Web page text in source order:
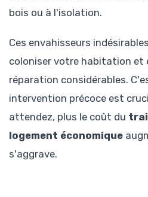
bois ou à l'isolation.
Ces envahisseurs
coloniser votre habitation et
réparation considérables.
intervention précoce est
attendez, plus le coût du
logement économique
s'aggrave.